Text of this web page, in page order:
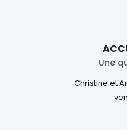
Une
Christine et